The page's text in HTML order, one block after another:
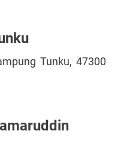
Tunku, 47300